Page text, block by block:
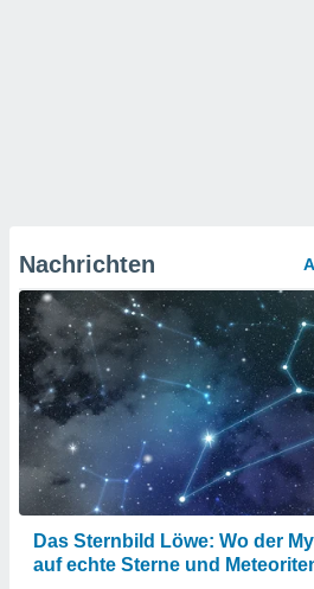
Nachrichten
Das Sternbild Löwe: Wo der
auf echte Sterne und